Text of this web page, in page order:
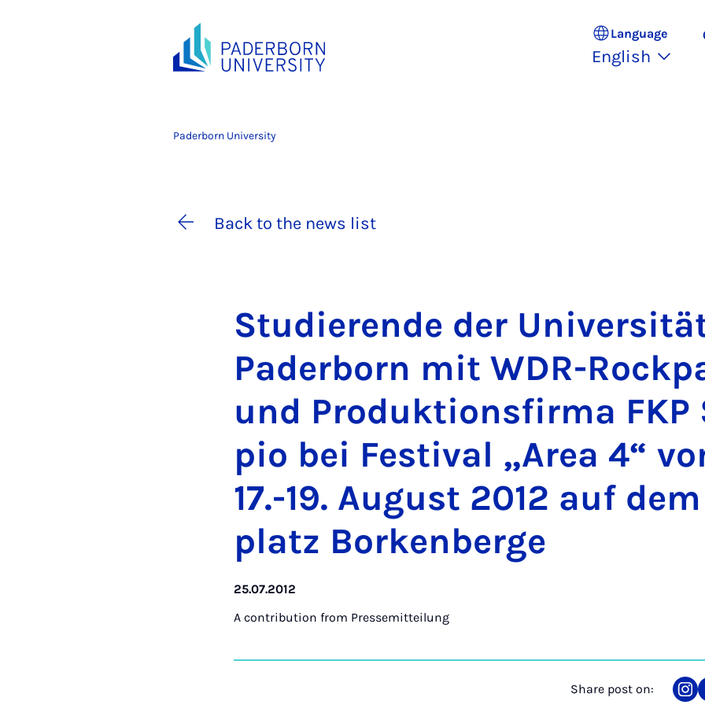
Language
English
Paderborn University
Back to the news list
Stud­i­er­ende der
Pader­born mit WDR-
und Produk­tionsfirma
pio bei Fest­iv­al „Area 4“
17.-19. Au­gust 2012 auf
platz Borken­berge
25.07.2012
A contribution from Pressemitteilung
Share post on: